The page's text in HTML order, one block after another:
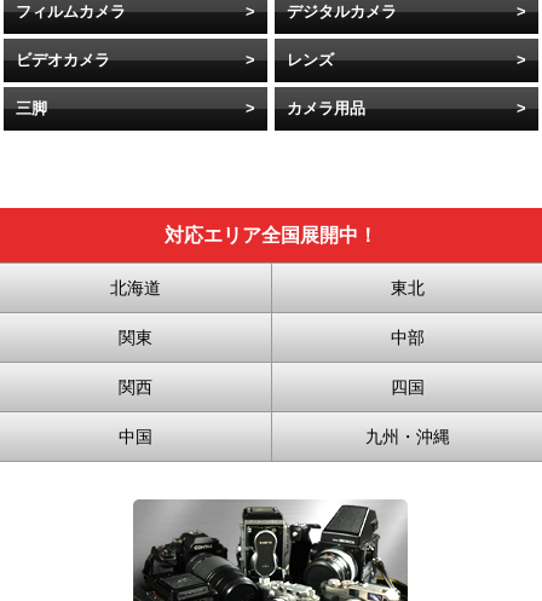
フィルムカメラ デジタルカメラ
ビデオカメラ レンズ
三脚 カメラ用品
対応エリア全国展開中！
北海道 東北
関東 中部
関西 四国
中国 九州・沖縄